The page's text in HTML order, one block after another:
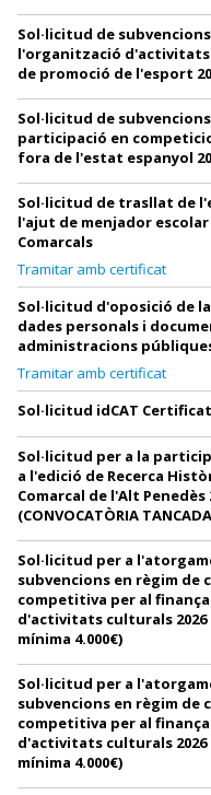
Sol·licitud de
l'organització
de promoció de l'esport
Sol·licitud de
participació en
fora de l'estat espanyol
Sol·licitud de trasllat de
l'ajut de menjador
Comarcals
Tramitar amb certificat
Sol·licitud d'oposició de
dades personals i
administracions
Tramitar amb certificat
Sol·licitud idCAT Certificat
Sol·licitud per a la
a l'edició de Recerca
Comarcal de l'Alt Penedès
(CONVOCATÒRIA
Sol·licitud per a
subvencions en règim de
competitiva per al
d'activitats culturals 2026
mínima 4.000€)
Sol·licitud per a
subvencions en règim de
competitiva per al
d'activitats culturals 2026
mínima 4.000€)